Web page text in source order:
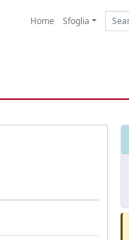
Home Sfoglia